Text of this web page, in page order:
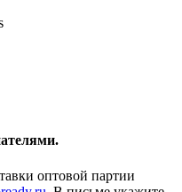
оптовой партии